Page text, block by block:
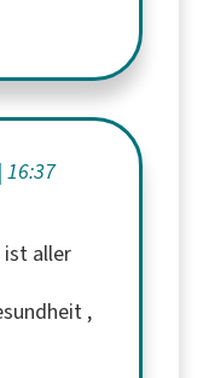
16:37
ist aller
,